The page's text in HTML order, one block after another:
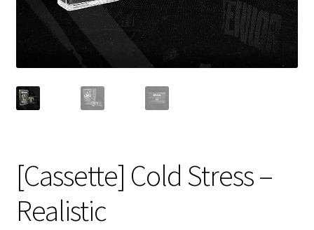
[Cassette] Cold Stress –
Realistic